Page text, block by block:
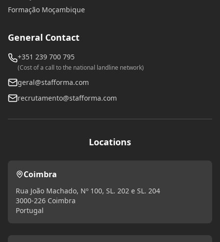
Formação Moçambique
General Contact
+351 239 700 795
(Cost of a call to the national landline network)
geral@stafforma.com
recrutamento@stafforma.com
Locations
Coimbra
Rua João Machado, Nº 100, SL. 202 e SL. 204
3000-226 Coimbra
Portugal